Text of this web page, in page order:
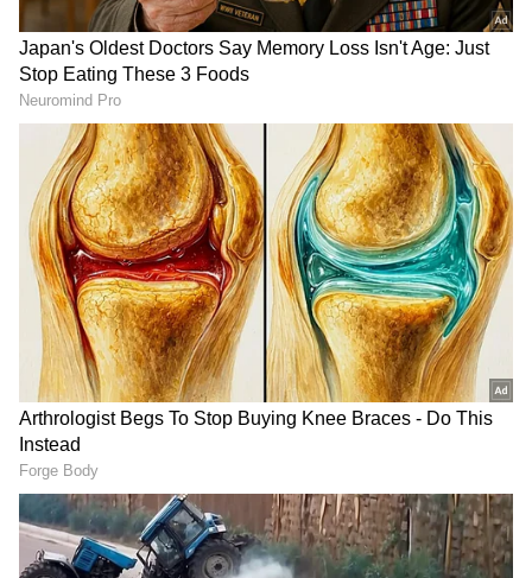
Image Credit :Asianet News
ಫೋನ್ ಬೆಲೆ ಹಾಗೂ ಸ್ಟೋರೇಜ್
ಸ್ಯಾಮ್‌ಸಂಗ್ ಗ್ಯಾಲಕ್ಸಿ A27 5G ಮೂರು ಆಕರ್ಷಕ
ಬಣ್ಣಗಳಾದ ಲೈಟ್ ಗ್ರೀನ್, ಲೈಟ್ ಪಿಂಕ್ ಮತ್ತು ಬ್ಲ್ಯಾಕ್
ಬಣ್ಣಗಳಲ್ಲಿ ಲಭ್ಯವಿದೆ. ಜೊತೆಗೆ 6GB+128GB, 8GB+128GB
ಹಾಗೂ 8GB+256GB ಮೂರು ಮೆಮೊರಿ ಆಯ್ಕೆಗಳಲ್ಲಿ
ಲಭ್ಯವಿದೆ. ಈ ಸ್ಮಾರ್ಟ್‌ಫೋನ್‌ನ ಆರಂಭಿಕ ಬೆಲೆ 28,999
ರೂಪಾಯಿ. ವಿಶೇಷ ಅಂದರೆ ಗ್ರಾಹಕರು 3,000 ರೂಪಾಯಿ
ವರೆಗೆ ಕ್ಯಾಶ್‌ಬ್ಯಾಕ್ ಸೌಲಭ್ಯ ಹಾಗೂ ಶೂನ್ಯ ಡೌನ್
ಪೇಮೆಂಟ್ (Zero Down Payment) ಪ್ರಯೋಜನ
ಪಡೆಯಬಹುದು.
6GB RAM + 128GB ಬೆಲೆ 28999 ರೂಪಾಯಿ